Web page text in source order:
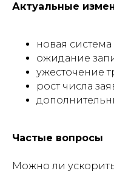
Актуальные
новая
ожидание
ужесточение
рост числа
Частые вопросы
Можно ли